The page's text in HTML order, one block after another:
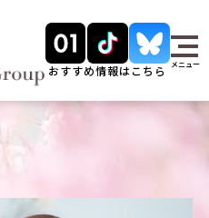
おすすめ情報はこちら メニュー